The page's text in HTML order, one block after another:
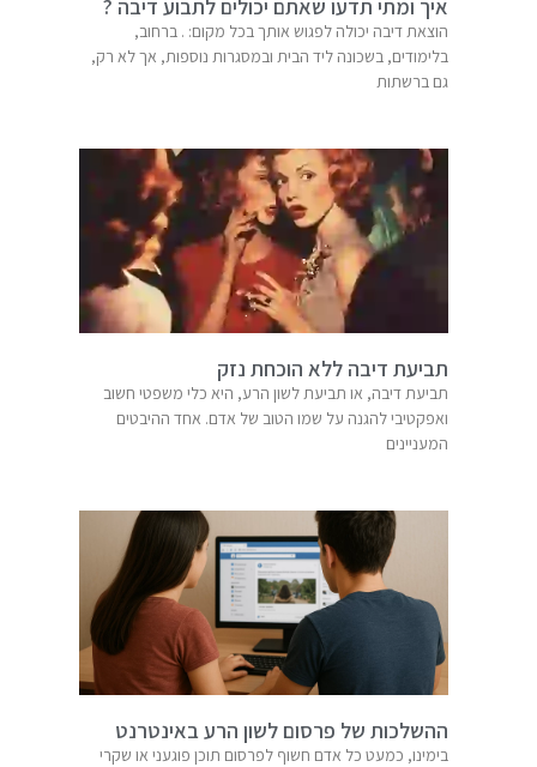
איך ומתי תדעו שאתם יכולים לתבוע דיבה ?
הוצאת דיבה יכולה לפגוש אותך בכל מקום: . ברחוב,
בלימודים, בשכונה ליד הבית ובמסגרות נוספות, אך לא רק,
גם ברשתות
תביעת דיבה ללא הוכחת נזק
תביעת דיבה, או תביעת לשון הרע, היא כלי משפטי חשוב
ואפקטיבי להגנה על שמו הטוב של אדם. אחד ההיבטים
המעניינים
ההשלכות של פרסום לשון הרע באינטרנט
בימינו, כמעט כל אדם חשוף לפרסום תוכן פוגעני או שקרי